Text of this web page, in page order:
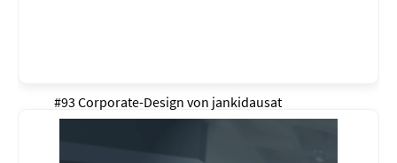
#93 Corporate-Design von jankidausat